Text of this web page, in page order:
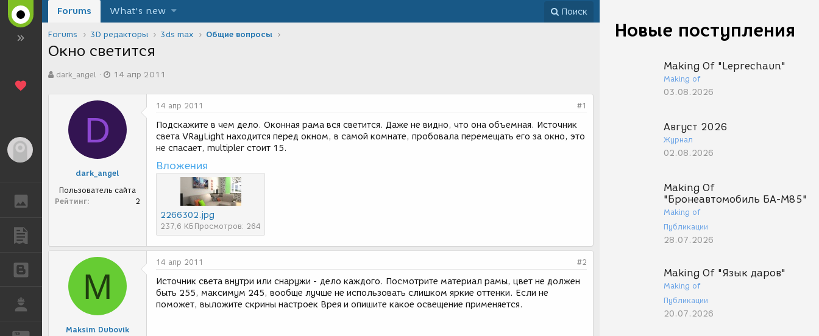
ГАЛЕРЕЯ
РАБОТА
REN
Новые поступления
Making Of "Leprechaun"
Making of
03.08.2026
Август 2026
Журнал
02.08.2026
Making Of
"Бронеавтомобиль БА-М85"
Making of
Публикации
28.07.2026
Making Of "Язык даров"
Making of
Публикации
20.07.2026
Forums What's new Поиск
Forums 3D редакторы 3ds max Общие вопросы
Окно светится
в
dark_angel
а
с
а
и
я
14 апр 2011
D
dark_angel
Пользователь сайта
Рейтинг
2
14 апр 2011 #1
Подскажите в чем дело. Оконная рама вся светится. Даже не видно, что она объемная. Источник
света VRayLight находится перед окном, в самой комнате, пробовала перемещать его за окно, это
не спасает, multipler стоит 15.
Вложения
2266302.jpg
237,6 КБ Просмотров: 264
M
Maksim Dubovik
14 апр 2011 #2
Источник света внутри или снаружи - дело каждого. Посмотрите материал рамы, цвет не должен
быть 255, максимум 245, вообще лучше не использовать слишком яркие оттенки. Если не
поможет, выложите скрины настроек Врея и опишите какое освещение применяется.